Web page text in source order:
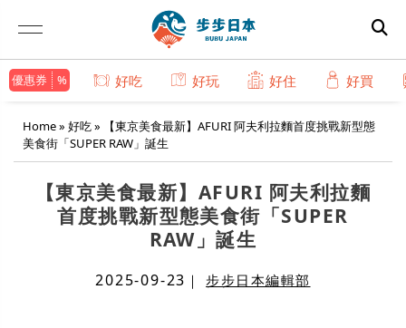
優惠券 好吃 好玩 好住 好買
Home» 好吃» 【東京美食最新】AFURI 阿夫利拉麵首度挑戰新型態
美食街「SUPER RAW」誕生
【東京美食最新】AFURI 阿夫利拉麵
首度挑戰新型態美食街「SUPER
RAW」誕生
2025-09-23 ｜步步日本編輯部